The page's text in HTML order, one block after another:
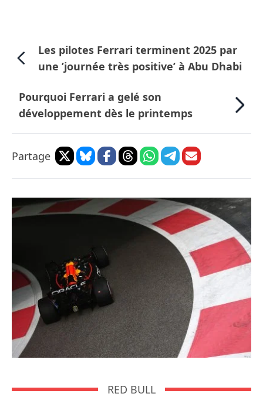
Les pilotes Ferrari terminent 2025 par
une ’journée très positive’ à Abu Dhabi
Pourquoi Ferrari a gelé son
développement dès le printemps
Partage
RED BULL